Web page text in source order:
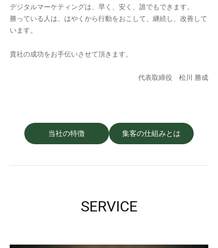
デジタルマーケティングは、早く、安く、誰でもできます。
勝っている人は、はやくから行動をおこして、継続し、改善して
います。
貴社の成功をお手伝いさせて頂きます。
代表取締役 松川 勝成
当社の特徴 集客の仕組みとは
SERVICE